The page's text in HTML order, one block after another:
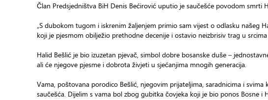
Član Predsjedništva BiH Denis Bećirović uputio je saučešće povodom smrti
„S dubokom tugom i iskrenim žaljenjem primio sam vijest o odlasku našeg
koji je pjesmom obilježio prethodne decenije i ostavio neizbrisiv trag u
Halid Bešlić je bio izuzetan pjevač, simbol dobre bosanske duše –
ali će njegove pjesme i dobrota živjeti u sjećanjima mnogih generacija.
Vama, poštovana porodico Bešlić, njegovim prijateljima, saradnicima i
saučešća. Dijelim s vama bol zbog gubitka čovjeka koji je bio ponos Bosne i